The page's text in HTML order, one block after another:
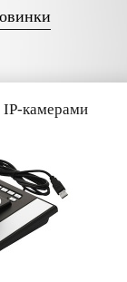
IP-камерами